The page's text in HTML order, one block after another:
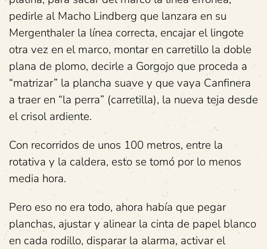
pedirle al Macho Lindberg que lanzara en su
Mergenthaler la línea correcta, encajar el lingote
otra vez en el marco, montar en carretillo la doble
plana de plomo, decirle a Gorgojo que proceda a
“matrizar” la plancha suave y que vaya Canfinera
a traer en “la perra” (carretilla), la nueva teja desde
el crisol ardiente.
Con recorridos de unos 100 metros, entre la
rotativa y la caldera, esto se tomó por lo menos
media hora.
Pero eso no era todo, ahora había que pegar
planchas, ajustar y alinear la cinta de papel blanco
en cada rodillo, disparar la alarma, activar el